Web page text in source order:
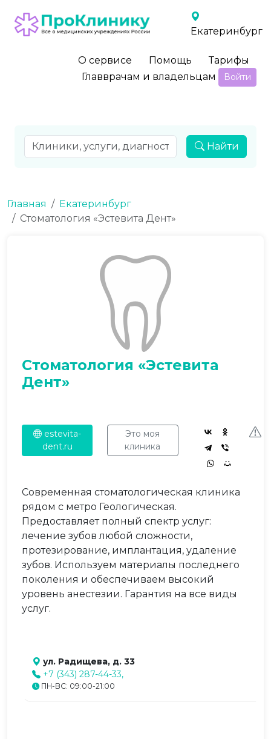
Екатеринбург
О сервисе Помощь
Тарифы
Главврачам и владельцам
Войти
Найти
Главная
Екатеринбург
Стоматология «Эстевита Дент»
Стоматология «Эстевита
Дент»
estevita-
dent.ru
Это моя
клиника
Современная стоматологическая клиника
рядом с метро Геологическая.
Предоставляет полный спектр услуг:
лечение зубов любой сложности,
протезирование, имплантация, удаление
зубов. Используем материалы последнего
поколения и обеспечиваем высокий
уровень анестезии. Гарантия на все виды
услуг.
ул. Радищева, д. 33
+7 (343) 287-44-33,
ПН-ВС: 09:00-21:00